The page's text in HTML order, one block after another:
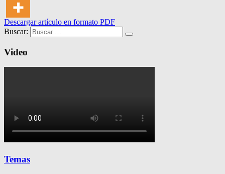
Descargar artículo en formato PDF
Buscar:
Video
Temas